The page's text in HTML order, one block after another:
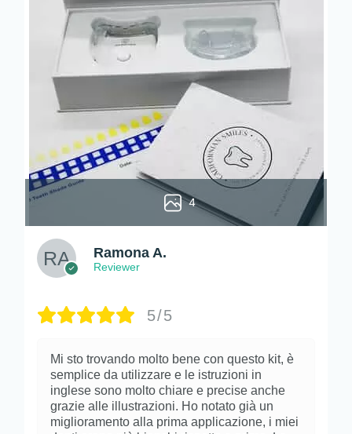
4
Ramona A.
Reviewer
5/5
Mi sto trovando molto bene con questo kit, è
semplice da utilizzare e le istruzioni in
inglese sono molto chiare e precise anche
grazie alle illustrazioni. Ho notato già un
miglioramento alla prima applicazione, i miei